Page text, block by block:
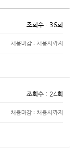
조회수 : 36회
채용마감 : 채용시까지
조회수 : 24회
채용마감 : 채용시까지